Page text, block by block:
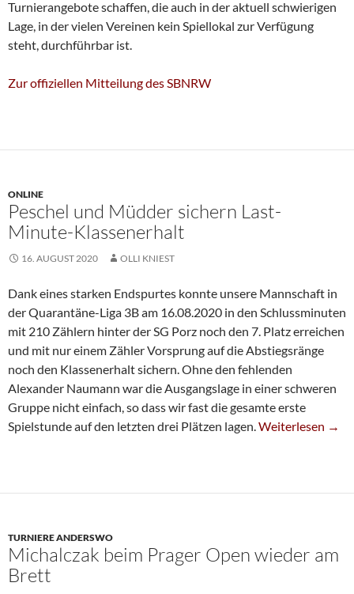
Turnierangebote schaffen, die auch in der aktuell schwierigen
Lage, in der vielen Vereinen kein Spiellokal zur Verfügung
steht, durchführbar ist.
Zur offiziellen Mitteilung des SBNRW
ONLINE
Peschel und Müdder sichern Last-
Minute-Klassenerhalt
16. AUGUST 2020 OLLI KNIEST
Dank eines starken Endspurtes konnte unsere Mannschaft in
der Quarantäne-Liga 3B am 16.08.2020 in den Schlussminuten
mit 210 Zählern hinter der SG Porz noch den 7. Platz erreichen
und mit nur einem Zähler Vorsprung auf die Abstiegsränge
noch den Klassenerhalt sichern. Ohne den fehlenden
Alexander Naumann war die Ausgangslage in einer schweren
Gruppe nicht einfach, so dass wir fast die gesamte erste
Spielstunde auf den letzten drei Plätzen lagen.Peschel Und
Weiterlesen →
TURNIERE ANDERSWO
Michalczak beim Prager Open wieder am
Brett